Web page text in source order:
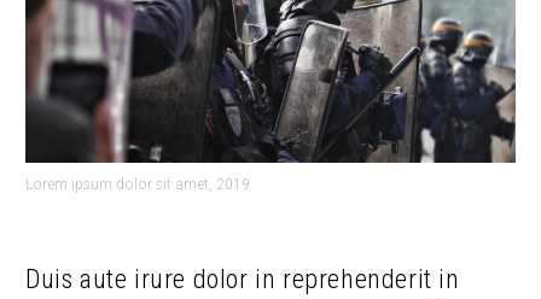
Lorem ipsum dolor sit amet, 2019
Duis aute irure dolor in reprehenderit in